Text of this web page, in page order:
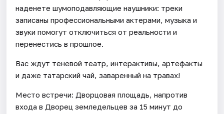
наденете шумоподавляющие наушники: треки
записаны профессиональными актерами, музыка и
звуки помогут отключиться от реальности и
перенестись в прошлое.
Вас ждут теневой театр, интерактивы, артефакты
и даже татарский чай, заваренный на травах!
Место встречи: Дворцовая площадь, напротив
входа в Дворец земледельцев за 15 минут до